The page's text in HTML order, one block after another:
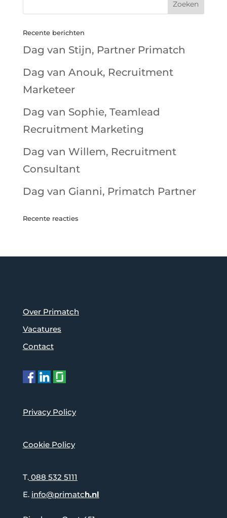
Recente berichten
Dag van Stijn, Partner Primatch
Dag van Anouk, Recruitment
Marketeer
Dag van Sophie, Teamlead
Recruitment Marketing
Dag van Willem, Recruitment
Consultant
Dag van Gianni, Primatch Partner
Recente reacties
Over Primatch
Vacatures
Contact
Privacy Policy
Cookie Policy
T. 088 532 5111
E. info@primatch.nl